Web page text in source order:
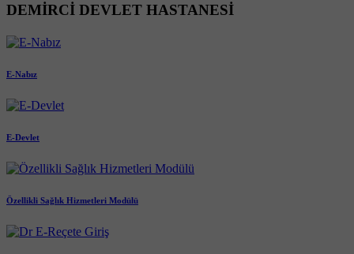
DEMİRCİ DEVLET HASTANESİ
E-Nabız
E-Devlet
Özellikli Sağlık Hizmetleri Modülü